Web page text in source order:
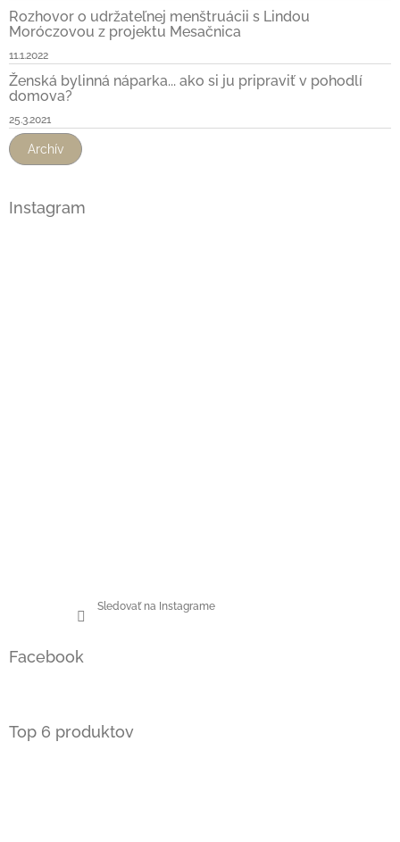
Rozhovor o udržateľnej menštruácii s Lindou
Moróczovou z projektu Mesačnica
11.1.2022
Ženská bylinná náparka... ako si ju pripraviť v pohodlí
domova?
25.3.2021
Archív
Instagram
Sledovať na Instagrame
Facebook
Top 6 produktov